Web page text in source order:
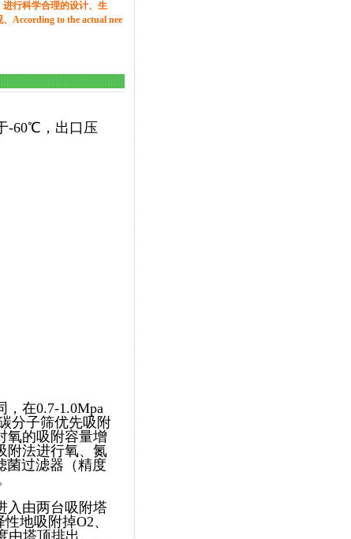
行科学合理的设计、生
According to the actual nee
-60℃，出口压
在0.7-1.0Mpa
分子筛优先吸附
氧的吸附容量增
附法进行氧、氮
菌过滤器（精度
入由两台吸附塔
地吸附掉O2、
塔顶排出。